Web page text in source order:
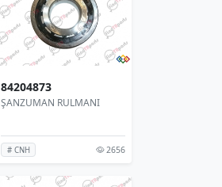
84204873
ŞANZUMAN RULMANI
# CNH 2656